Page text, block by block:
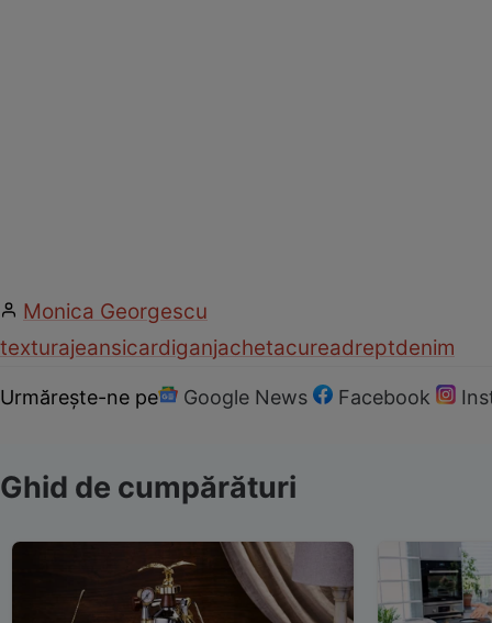
Monica Georgescu
texturajeansicardiganjachetacureadreptdenim
Urmărește-ne pe Google News Facebook
Ghid de cumpărături